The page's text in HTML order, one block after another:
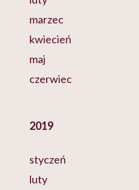
marzec
kwiecień
maj
czerwiec
2019
styczeń
luty